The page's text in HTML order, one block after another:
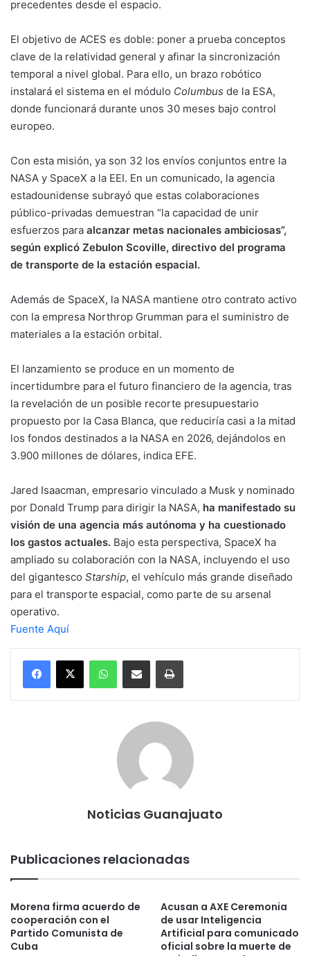
precedentes desde el espacio.
El objetivo de ACES es doble: poner a prueba conceptos
clave de la relatividad general y afinar la sincronización
temporal a nivel global. Para ello, un brazo robótico
instalará el sistema en el módulo Columbus de la ESA,
donde funcionará durante unos 30 meses bajo control
europeo.
Con esta misión, ya son 32 los envíos conjuntos entre la
NASA y SpaceX a la EEI. En un comunicado, la agencia
estadounidense subrayó que estas colaboraciones
público-privadas demuestran “la capacidad de unir
esfuerzos para alcanzar metas nacionales ambiciosas”,
según explicó Zebulon Scoville, directivo del programa
de transporte de la estación espacial.
Además de SpaceX, la NASA mantiene otro contrato activo
con la empresa Northrop Grumman para el suministro de
materiales a la estación orbital.
El lanzamiento se produce en un momento de
incertidumbre para el futuro financiero de la agencia, tras
la revelación de un posible recorte presupuestario
propuesto por la Casa Blanca, que reduciría casi a la mitad
los fondos destinados a la NASA en 2026, dejándolos en
3.900 millones de dólares, indica EFE.
Jared Isaacman, empresario vinculado a Musk y nominado
por Donald Trump para dirigir la NASA, ha manifestado su
visión de una agencia más autónoma y ha cuestionado
los gastos actuales. Bajo esta perspectiva, SpaceX ha
ampliado su colaboración con la NASA, incluyendo el uso
del gigantesco Starship, el vehículo más grande diseñado
para el transporte espacial, como parte de su arsenal
operativo.
Fuente Aquí
Noticias Guanajuato
Publicaciones relacionadas
Morena firma acuerdo de
cooperación con el
Partido Comunista de
Cuba
Acusan a AXE Ceremonia
de usar Inteligencia
Artificial para comunicado
oficial sobre la muerte de